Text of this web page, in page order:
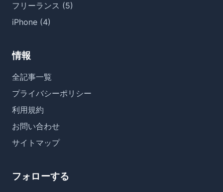
フリーランス (5)
iPhone (4)
情報
全記事一覧
プライバシーポリシー
利用規約
お問い合わせ
サイトマップ
フォローする